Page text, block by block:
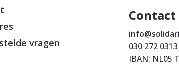
vragen
Contact
030 272
IBAN: NL05